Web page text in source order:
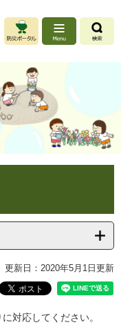
更新日：2020年5月1日更新
対応してください。